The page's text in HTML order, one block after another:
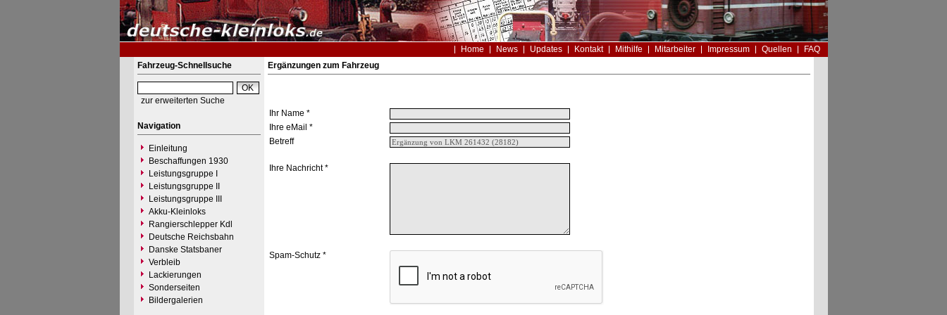
Home News Updates Kontakt Mithilfe Mitarbeiter Impressum Quellen
FAQ
Fahrzeug-Schnellsuche
zur erweiterten Suche
Navigation
Einleitung
Beschaffungen 1930
Leistungsgruppe I
Leistungsgruppe II
Leistungsgruppe III
Akku-Kleinloks
Rangierschlepper Kdl
Deutsche Reichsbahn
Danske Statsbaner
Verbleib
Lackierungen
Sonderseiten
Bildergalerien
Ergänzungen zum Fahrzeug
Ihr Name *
Ihre eMail *
Betreff
Ihre Nachricht *
Spam-Schutz *